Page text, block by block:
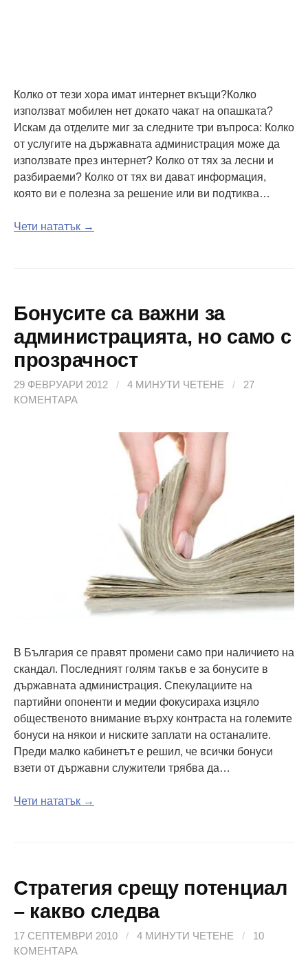
Колко от тези хора имат интернет вкъщи?Колко
използват мобилен нет докато чакат на опашката?
Искам да отделите миг за следните три въпроса: Колко
от услугите на държавната администрация може да
използвате през интернет? Колко от тях за лесни и
разбираеми? Колко от тях ви дават информация,
която ви е полезна за решение или ви подтиква…
Чети нататък →
Бонусите са важни за
администрацията, но само с
прозрачност
29 ФЕВРУАРИ 2012 / 4 МИНУТИ ЧЕТЕНЕ /
27
КОМЕНТАРА
В България се правят промени само при наличието на
скандал. Последният голям такъв е за бонусите в
държавната администрация. Спекулациите на
партийни опоненти и медии фокусираха изцяло
общественото внимание върху контраста на големите
бонуси на някои и ниските заплати на останалите.
Преди малко кабинетът е решил, че всички бонуси
взети от държавни служители трябва да…
Чети нататък →
Стратегия срещу потенциал
– какво следва
17 СЕПТЕМВРИ 2010 / 4 МИНУТИ ЧЕТЕНЕ /
10
КОМЕНТАРА